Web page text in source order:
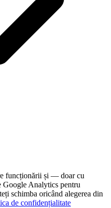
funcționării și — doar cu
Analytics pentru
schimba oricând alegerea din
de confidențialitate